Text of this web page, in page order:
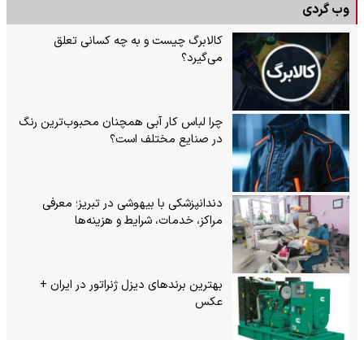
وب گردی
کالابرگ چیست و به چه کسانی تعلق
می‌گیرد؟
چرا لباس کار آبی همچنان محبوب‌ترین رنگ
در صنایع مختلف است؟
دندانپزشکی با بیهوشی در تبریز؛ معرفی
مراکز، خدمات، شرایط و هزینه‌ها
بهترین برندهای دیزل ژنراتور در ایران +
عکس